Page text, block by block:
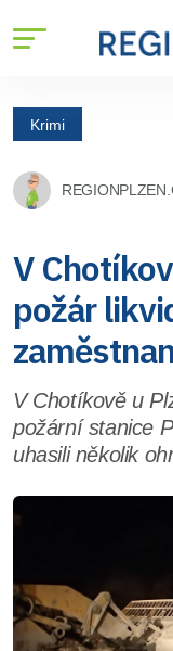
Krimi
V
požár
V Chotíkově u
požární stanice
uhasili několik